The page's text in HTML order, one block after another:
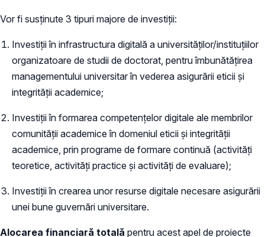
Vor fi susținute 3 tipuri majore de investiții:
Investiții în infrastructura digitală a universităților/instituțiilor
organizatoare de studii de doctorat, pentru îmbunătățirea
managementului universitar în vederea asigurării eticii și
integrității academice;
Investiții în formarea competențelor digitale ale membrilor
comunității academice în domeniul eticii și integrității
academice, prin programe de formare continuă (activități
teoretice, activități practice și activități de evaluare);
Investiții în crearea unor resurse digitale necesare asigurării
unei bune guvernări universitare.
Alocarea financiară totală pentru acest apel de proiecte